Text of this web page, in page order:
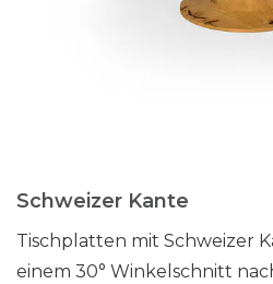
Schweizer Kante
Tischplatten mit Schweizer
einem 30° Winkelschnitt